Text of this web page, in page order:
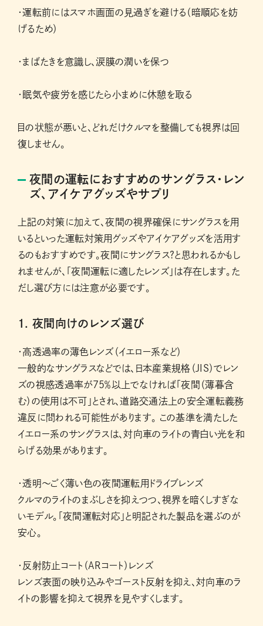
・運転前にはスマホ画面の見過ぎを避ける（暗順応を妨
げるため）
・まばたきを意識し、涙膜の潤いを保つ
・眠気や疲労を感じたら小まめに休憩を取る
目の状態が悪いと、どれだけクルマを整備しても視界は回
復しません。
夜間の運転におすすめのサングラス・レン
ズ、アイケアグッズやサプリ
上記の対策に加えて、夜間の視界確保にサングラスを用
いるといった運転対策用グッズやアイケアグッズを活用す
るのもおすすめです。夜間にサングラス?と思われるかもし
れませんが、「夜間運転に適したレンズ」は存在します。た
だし選び方には注意が必要です。
1. 夜間向けのレンズ選び
・高透過率の薄色レンズ（イエロー系など）
一般的なサングラスなどでは、日本産業規格（JIS）でレン
ズの視感透過率が75％以上でなければ「夜間（薄暮含
む）の使用は不可」とされ、道路交通法上の安全運転義務
違反に問われる可能性があります。 この基準を満たした
イエロー系のサングラスは、対向車のライトの青白い光を和
らげる効果があります。
・透明～ごく薄い色の夜間運転用ドライブレンズ
クルマのライトのまぶしさを抑えつつ、視界を暗くしすぎな
いモデル。「夜間運転対応」と明記された製品を選ぶのが
安心。
・反射防止コート（ARコート）レンズ
レンズ表面の映り込みやゴースト反射を抑え、対向車のラ
イトの影響を抑えて視界を見やすくします。